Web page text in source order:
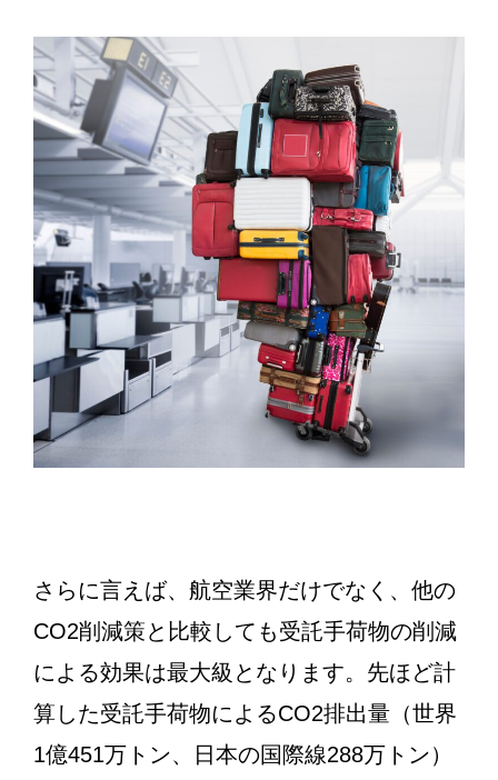
さらに言えば、航空業界だけでなく、他の
CO2削減策と比較しても受託手荷物の削減
による効果は最大級となります。先ほど計
算した受託手荷物によるCO2排出量（世界
1億451万トン、日本の国際線288万トン）